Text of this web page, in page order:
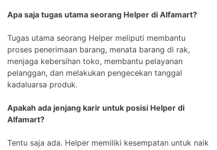
Apa saja tugas utama seorang Helper di Alfamart?
Tugas utama seorang Helper meliputi membantu
proses penerimaan barang, menata barang di rak,
menjaga kebersihan toko, membantu pelayanan
pelanggan, dan melakukan pengecekan tanggal
kadaluarsa produk.
Apakah ada jenjang karir untuk posisi Helper di
Alfamart?
Tentu saja ada. Helper memiliki kesempatan untuk naik